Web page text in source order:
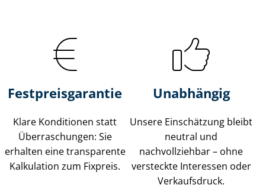
Fest­preis­ga­ran­tie
Klare Konditionen statt
Überraschungen: Sie
erhalten eine transparente
Kalkulation zum Fixpreis.
Unabhängig
Unsere Einschätzung bleibt
neutral und
nachvollziehbar – ohne
versteckte Interessen oder
Verkaufsdruck.